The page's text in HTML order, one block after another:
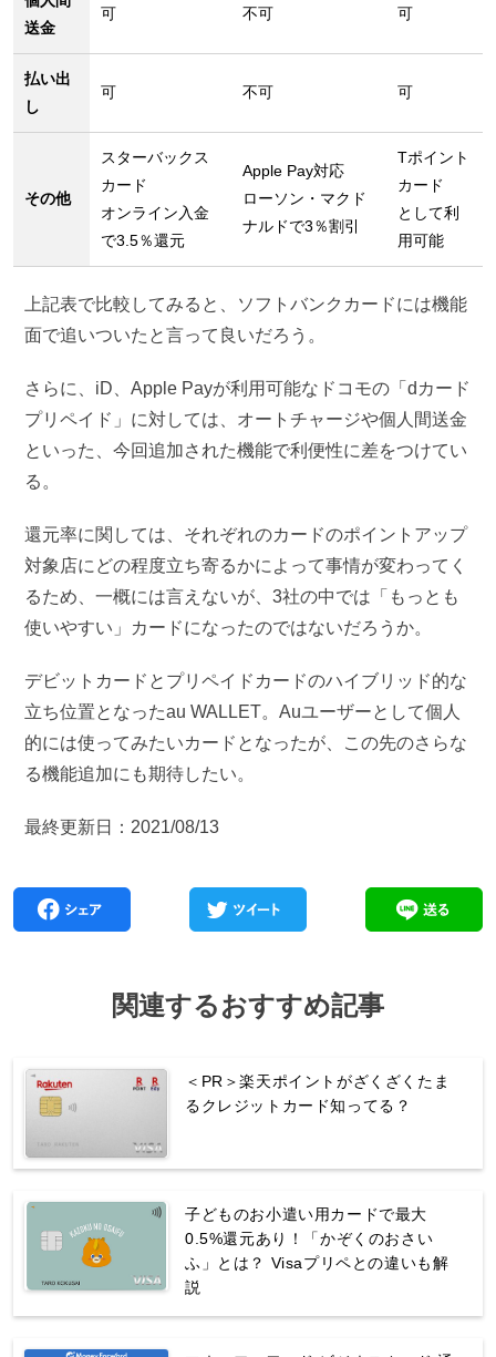
送金
可 不可 可
払い出
し
可 不可 可
その他
スターバックス
カード
オンライン入金
で3.5％還元
Apple Pay対応
ローソン・マクド
ナルドで3％割引
Tポイント
カード
として利
用可能
上記表で比較してみると、ソフトバンクカードには機能
面で追いついたと言って良いだろう。
さらに、iD、Apple Payが利用可能なドコモの「dカード
プリペイド」に対しては、オートチャージや個人間送金
といった、今回追加された機能で利便性に差をつけてい
る。
還元率に関しては、それぞれのカードのポイントアップ
対象店にどの程度立ち寄るかによって事情が変わってく
るため、一概には言えないが、3社の中では「もっとも
使いやすい」カードになったのではないだろうか。
デビットカードとプリペイドカードのハイブリッド的な
立ち位置となったau WALLET。Auユーザーとして個人
的には使ってみたいカードとなったが、この先のさらな
る機能追加にも期待したい。
最終更新日：2021/08/13
関連するおすすめ記事
＜PR＞楽天ポイントがざくざくたま
るクレジットカード知ってる？
子どものお小遣い用カードで最大
0.5%還元あり！「かぞくのおさい
ふ」とは？ Visaプリペとの違いも解
説